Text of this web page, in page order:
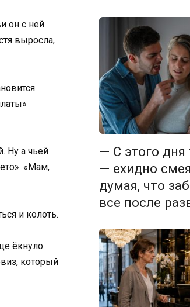
он с ней
выросла,
Ну а чьей
«Мам,
и колоть.
ёкнуло.
который
— С этого
— ехидно
думая, что
все после